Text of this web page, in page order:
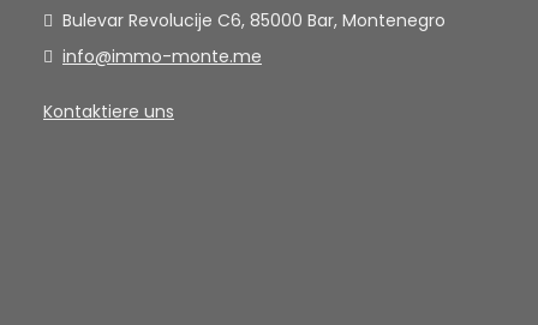
Bulevar Revolucije C6, 85000 Bar, Montenegro
info@immo-monte.me
Kontaktiere uns